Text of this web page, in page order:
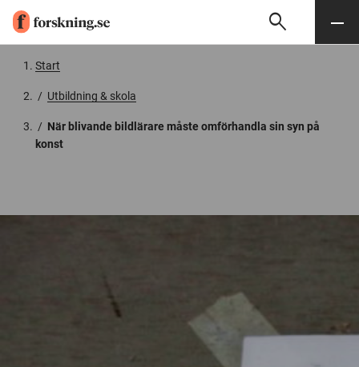
Söksearch Meny
Start
/ Utbildning & skola
/ När blivande bildlärare måste omförhandla sin syn på
konst